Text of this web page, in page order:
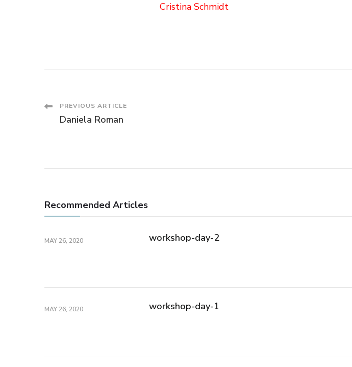
Cristina Schmidt
Post
PREVIOUS ARTICLE
Daniela Roman
Recommended Articles
MAY 26, 2020 workshop-day-2
MAY 26, 2020 workshop-day-1